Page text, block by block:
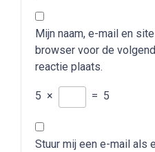
Mijn naam, e-mail en
browser voor de
reactie plaats.
5 × = 5
Stuur mij een e-mail als